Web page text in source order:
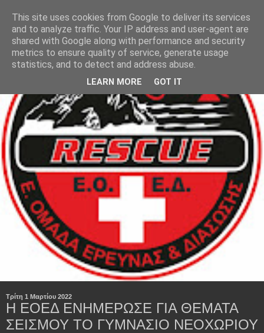
Τρίτη 1 Μαρτίου 2022
Η ΕΟΕΔ ΕΝΗΜΕΡΩΣΕ ΓΙΑ ΘΕΜΑΤΑ
ΣΕΙΣΜΟΥ ΤΟ ΓΥΜΝΑΣΙΟ ΝΕΟΧΩΡΙΟΥ
This site uses cookies from Google to deliver its services
and to analyze traffic. Your IP address and user-agent are
shared with Google along with performance and security
metrics to ensure quality of service, generate usage
statistics, and to detect and address abuse.
LEARN MORE GOT IT